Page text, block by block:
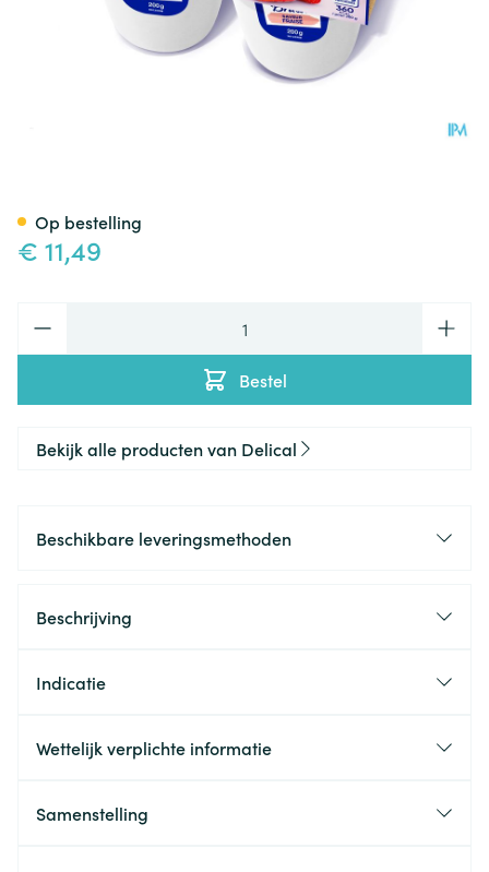
€ 11,49
Bestel
Op bestelling
Bekijk alle producten van Delical
Beschikbare leveringsmethoden
Beschrijving
Indicatie
Wettelijk verplichte informatie
Samenstelling